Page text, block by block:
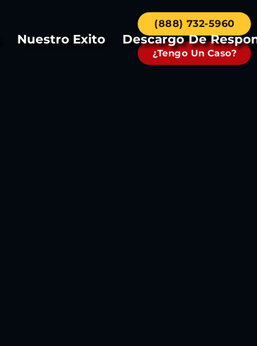
Nuestro Exito Descargo De
(888) 732-5960
¿Tengo Un Caso?